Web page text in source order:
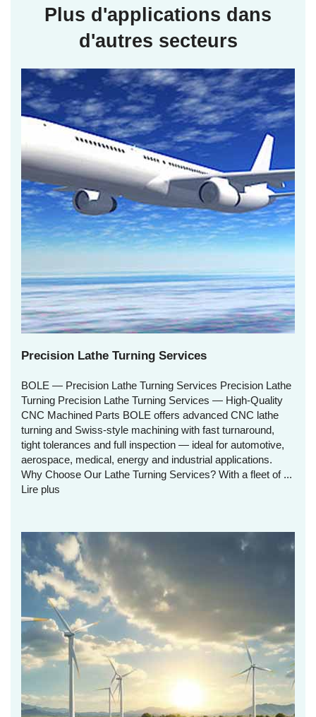
Plus d'applications dans
d'autres secteurs
Precision Lathe Turning Services
BOLE — Precision Lathe Turning Services Precision Lathe
Turning Precision Lathe Turning Services — High‑Quality
CNC Machined Parts BOLE offers advanced CNC lathe
turning and Swiss‑style machining with fast turnaround,
tight tolerances and full inspection — ideal for automotive,
aerospace, medical, energy and industrial applications.
Why Choose Our Lathe Turning Services? With a fleet of ...
Lire plus